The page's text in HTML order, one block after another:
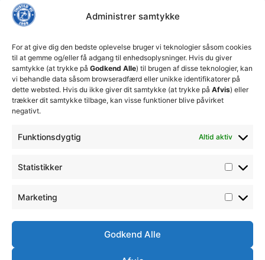
Administrer samtykke
For at give dig den bedste oplevelse bruger vi teknologier såsom cookies
til at gemme og/eller få adgang til enhedsoplysninger. Hvis du giver
samtykke (at trykke på Godkend Alle) til brugen af disse teknologier, kan
vi behandle data såsom browseradfærd eller unikke identifikatorer på
dette websted. Hvis du ikke giver dit samtykke (at trykke på Afvis) eller
trækker dit samtykke tilbage, kan visse funktioner blive påvirket
negativt.
Funktionsdygtig Altid aktiv
Statistikker
Marketing
Godkend Alle
Thisted
99 19
19
Trænerteamet
ledelse
Erhverv
Club 500
for at
sikre
klubbens
fremtid
15. juli 2026
𝘀𝗽𝗶𝗹𝗹𝗲𝗿
17. april 2026
Velkommen
til Emilie
7. februar